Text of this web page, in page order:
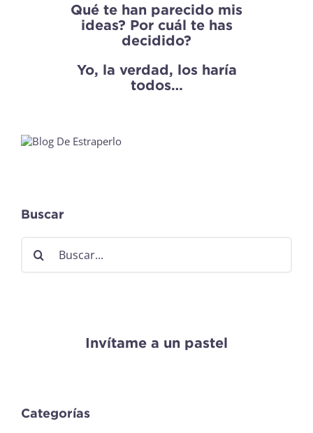
Qué te han parecido mis
ideas? Por cuál te has
decidido?
Yo, la verdad, los haría
todos…
Buscar
Invítame a un pastel
Categorías